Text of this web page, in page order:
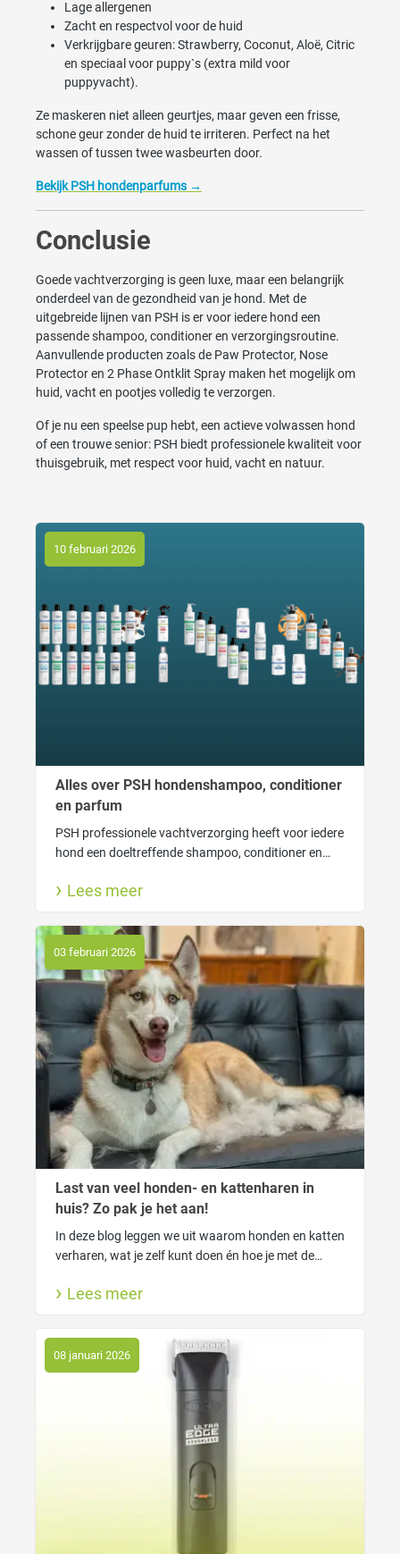
Lage allergenen
Zacht en respectvol voor de huid
Verkrijgbare geuren: Strawberry, Coconut, Aloë, Citric
en speciaal voor puppy`s (extra mild voor
puppyvacht).
Ze maskeren niet alleen geurtjes, maar geven een frisse,
schone geur zonder de huid te irriteren. Perfect na het
wassen of tussen twee wasbeurten door.
Bekijk PSH hondenparfums →
Conclusie
Goede vachtverzorging is geen luxe, maar een belangrijk
onderdeel van de gezondheid van je hond. Met de
uitgebreide lijnen van PSH is er voor iedere hond een
passende shampoo, conditioner en verzorgingsroutine.
Aanvullende producten zoals de Paw Protector, Nose
Protector en 2 Phase Ontklit Spray maken het mogelijk om
huid, vacht en pootjes volledig te verzorgen.
Of je nu een speelse pup hebt, een actieve volwassen hond
of een trouwe senior: PSH biedt professionele kwaliteit voor
thuisgebruik, met respect voor huid, vacht en natuur.
10 februari 2026
Alles over PSH hondenshampoo, conditioner
en parfum
PSH professionele vachtverzorging heeft voor iedere
hond een doeltreffende shampoo, conditioner en
wassen goed is voor jouw hond en wanneer gebruik
Lees meer
03 februari 2026
Last van veel honden- en kattenharen in
huis? Zo pak je het aan!
In deze blog leggen we uit waarom honden en katten
verharen, wat je zelf kunt doen én hoe je met de
controle krijgt. Voor een schoner huis én een blije
Lees meer
08 januari 2026